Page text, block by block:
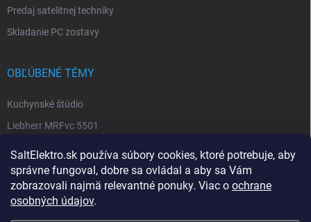
SaltElektro.sk používa súbory cookies, ktoré potrebuje, aby
správne fungoval, dobre sa ovládal a aby sa Vám
zobrazovali najmä relevantné ponuky. Viac o ochrane
osobných údajov.
Predaj satelitnej techniky
Skladanie PC zostavy
OBĽÚBENÉ TÉMY
Kuchynské štúdio
Liebherr MRFvc 5501
Spotrebiče Miele
Biela technika